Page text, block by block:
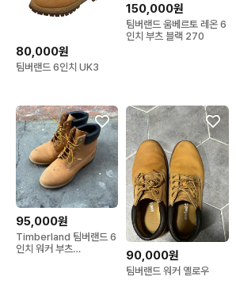
80,000원
팀버랜드 6인치 UK3
150,000원
팀버랜드 움베르토 레온 6
인치 부츠 블랙 270
95,000원
Timberland 팀버랜드 6
인치 워커 부츠
90,000원
팀버랜드 워커 옐로우